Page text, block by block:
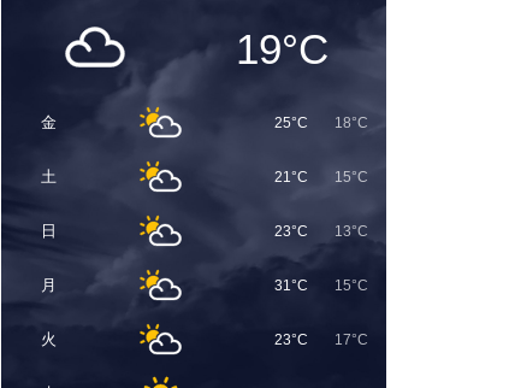
19°C
金 25°C 18°C
土 21°C 15°C
日 23°C 13°C
月 31°C 15°C
火 23°C 17°C